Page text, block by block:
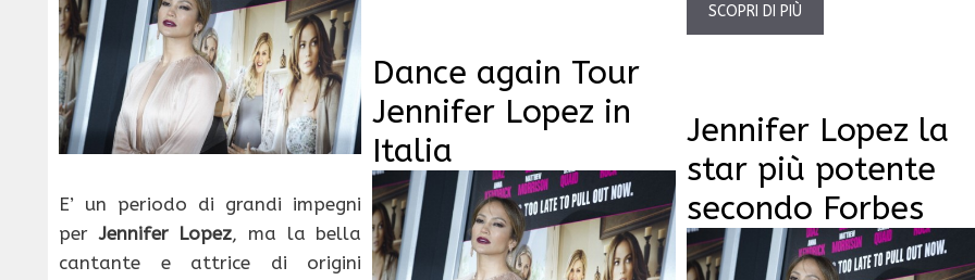
SCOPRI DI PIÙ
E’ un periodo di grandi impegni
perJennifer Lopez, ma la bella
cantante e attrice di origini
Dance again Tour
Jennifer Lopez in
Italia
Jennifer Lopez la
star più potente
secondo Forbes